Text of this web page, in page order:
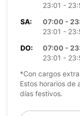
23:01 -
SA:
07:00 -
23:01 -
DO:
07:00 -
23:01 -
*Con cargos
Estos horarios de
días festivos.